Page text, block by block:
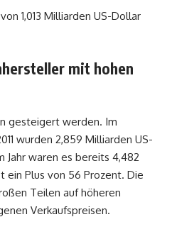
1,013 Milliarden US-Dollar
mit hohen
gesteigert werden. Im
wurden 2,859 Milliarden US-
waren es bereits 4,482
ein Plus von 56 Prozent. Die
Teilen auf höheren
Verkaufspreisen.